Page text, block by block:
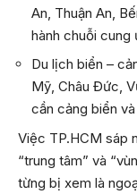
An, Thuận An,
hành chuỗi cung
Du lịch biển –
Mỹ, Châu Đức,
cần cảng biển
Việc TP.HCM sáp
“trung tâm” và
từng bị xem là